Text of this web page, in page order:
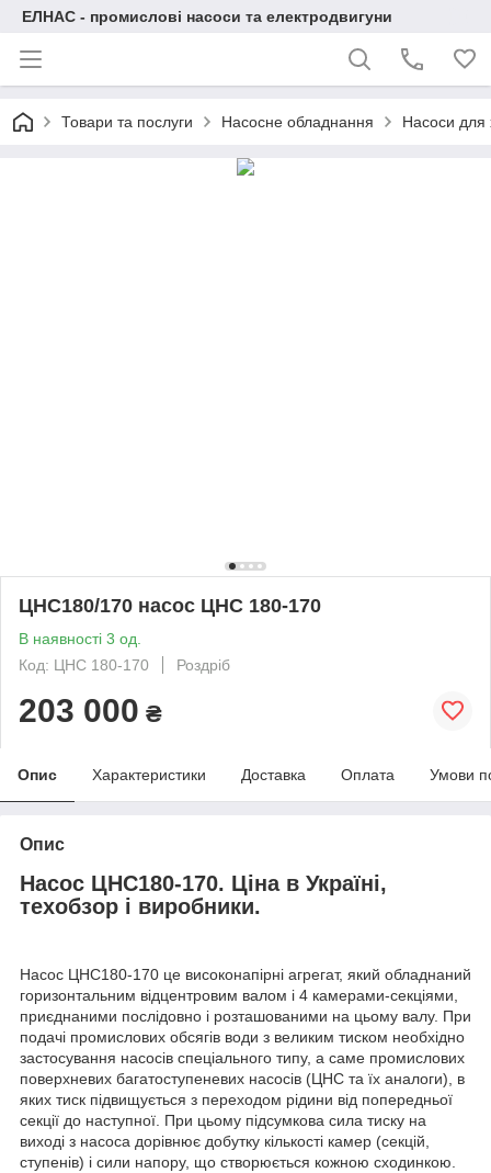
ЕЛНАС - промислові насоси та електродвигуни
Товари та послуги Насосне обладнання Насоси для
ЦНС180/170 насос ЦНС 180-170
В наявності 3 од.
Код: ЦНС 180-170
Роздріб
203 000 ₴
Опис Характеристики Доставка Оплата Умови
Опис
Насос ЦНС180-170. Ціна в Україні,
техобзор і виробники.
Насос ЦНС180-170 це високонапірні агрегат, який обладнаний
горизонтальним відцентровим валом і 4 камерами-секціями,
приєднаними послідовно і розташованими на цьому валу. При
подачі промислових обсягів води з великим тиском необхідно
застосування насосів спеціального типу, а саме промислових
поверхневих багатоступеневих насосів (ЦНС та їх аналоги), в
яких тиск підвищується з переходом рідини від попередньої
секції до наступної. При цьому підсумкова сила тиску на
виході з насоса дорівнює добутку кількості камер (секцій,
ступенів) і сили напору, що створюється кожною сходинкою.